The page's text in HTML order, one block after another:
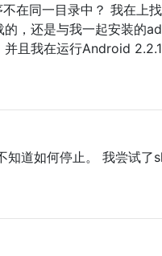
在同一目录中？ 我在上
，还是与我一起安装的
且我在运行Android
知道如何停止。 我尝试